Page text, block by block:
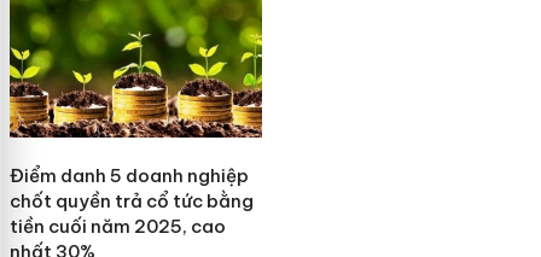
Điểm danh 5 doanh nghiệp
chốt quyền trả cổ tức bằng
tiền cuối năm 2025, cao
nhất 30%